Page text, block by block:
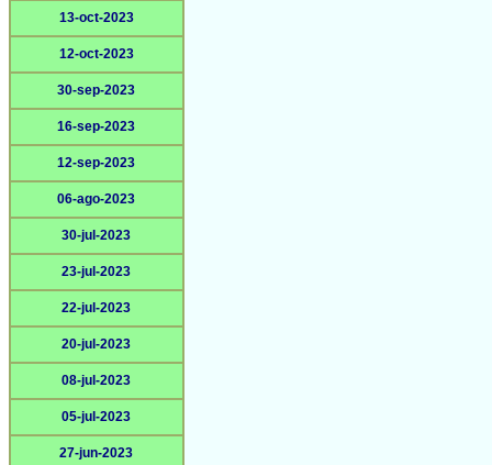
13-oct-2023
12-oct-2023
30-sep-2023
16-sep-2023
12-sep-2023
06-ago-2023
30-jul-2023
23-jul-2023
22-jul-2023
20-jul-2023
08-jul-2023
05-jul-2023
27-jun-2023